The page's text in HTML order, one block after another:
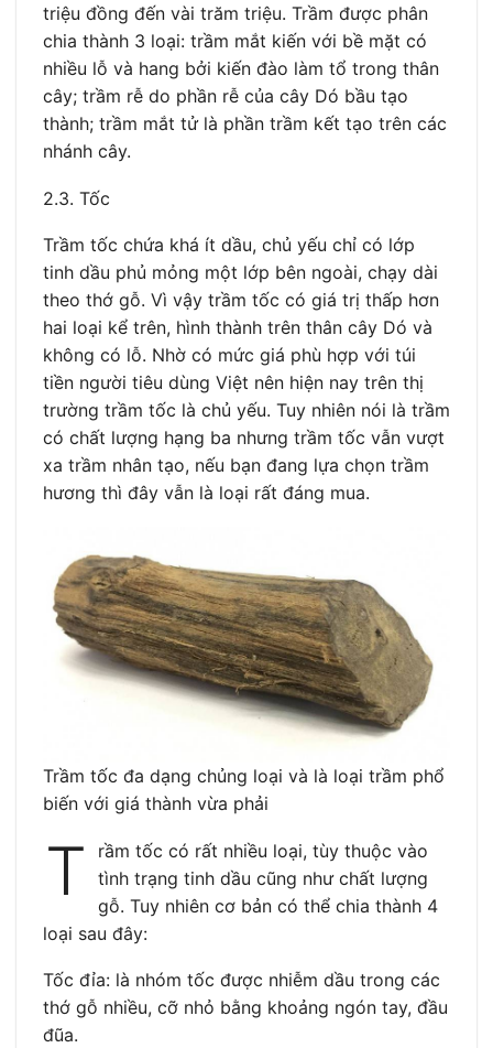
triệu đồng đến vài trăm triệu. Trầm được phân
chia thành 3 loại: trầm mắt kiến với bề mặt có
nhiều lỗ và hang bởi kiến đào làm tổ trong thân
cây; trầm rễ do phần rễ của cây Dó bầu tạo
thành; trầm mắt tử là phần trầm kết tạo trên các
nhánh cây.
2.3. Tốc
Trầm tốc chứa khá ít dầu, chủ yếu chỉ có lớp
tinh dầu phủ mỏng một lớp bên ngoài, chạy dài
theo thớ gỗ. Vì vậy trầm tốc có giá trị thấp hơn
hai loại kể trên, hình thành trên thân cây Dó và
không có lỗ. Nhờ có mức giá phù hợp với túi
tiền người tiêu dùng Việt nên hiện nay trên thị
trường trầm tốc là chủ yếu. Tuy nhiên nói là trầm
có chất lượng hạng ba nhưng trầm tốc vẫn vượt
xa trầm nhân tạo, nếu bạn đang lựa chọn trầm
hương thì đây vẫn là loại rất đáng mua.
Trầm tốc đa dạng chủng loại và là loại trầm phổ
biến với giá thành vừa phải
T
rầm tốc có rất nhiều loại, tùy thuộc vào
tình trạng tinh dầu cũng như chất lượng
gỗ. Tuy nhiên cơ bản có thể chia thành 4
loại sau đây:
Tốc đỉa: là nhóm tốc được nhiễm dầu trong các
thớ gỗ nhiều, cỡ nhỏ bằng khoảng ngón tay, đầu
đũa.